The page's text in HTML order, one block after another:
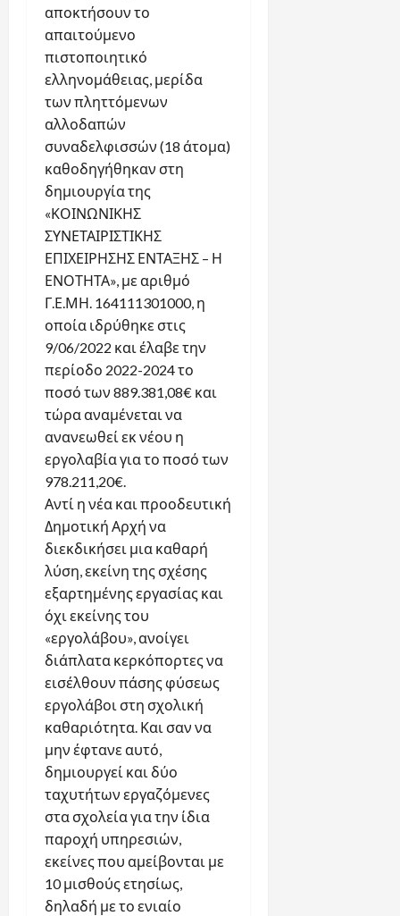
αποκτήσουν το
απαιτούμενο
πιστοποιητικό
ελληνομάθειας, μερίδα
των πληττόμενων
αλλοδαπών
συναδελφισσών (18 άτομα)
καθοδηγήθηκαν στη
δημιουργία της
«ΚΟΙΝΩΝΙΚΗΣ
ΣΥΝΕΤΑΙΡΙΣΤΙΚΗΣ
ΕΠΙΧΕΙΡΗΣΗΣ ΕΝΤΑΞΗΣ – Η
ΕΝΟΤΗΤΑ», με αριθμό
Γ.Ε.ΜΗ. 164111301000, η
οποία ιδρύθηκε στις
9/06/2022 και έλαβε την
περίοδο 2022-2024 το
ποσό των 889.381,08€ και
τώρα αναμένεται να
ανανεωθεί εκ νέου η
εργολαβία για το ποσό των
978.211,20€.
Αντί η νέα και προοδευτική
Δημοτική Αρχή να
διεκδικήσει μια καθαρή
λύση, εκείνη της σχέσης
εξαρτημένης εργασίας και
όχι εκείνης του
«εργολάβου», ανοίγει
διάπλατα κερκόπορτες να
εισέλθουν πάσης φύσεως
εργολάβοι στη σχολική
καθαριότητα. Και σαν να
μην έφτανε αυτό,
δημιουργεί και δύο
ταχυτήτων εργαζόμενες
στα σχολεία για την ίδια
παροχή υπηρεσιών,
εκείνες που αμείβονται με
10 μισθούς ετησίως,
δηλαδή με το ενιαίο